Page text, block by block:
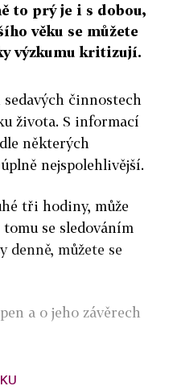
to prý je i s dobou,
věku se můžete
výzkumu kritizují.
činnostech
života. S informací
některých
nejspolehlivější.
tři hodiny, může
se sledováním
denně, můžete se
a o jeho závěrech